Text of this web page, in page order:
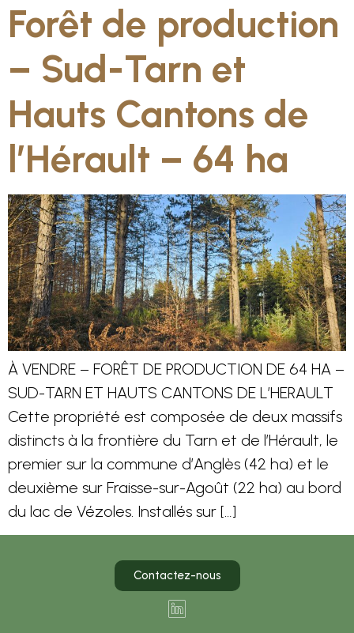
Forêt de production
– Sud-Tarn et
Hauts Cantons de
l’Hérault – 64 ha
À VENDRE – FORÊT DE PRODUCTION DE 64 HA –
SUD-TARN ET HAUTS CANTONS DE L’HERAULT
Cette propriété est composée de deux massifs
distincts à la frontière du Tarn et de l’Hérault, le
premier sur la commune d’Anglès (42 ha) et le
deuxième sur Fraisse-sur-Agoût (22 ha) au bord
du lac de Vézoles. Installés sur […]
Contactez-nous